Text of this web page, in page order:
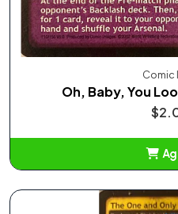
Comic
Oh, Baby, You